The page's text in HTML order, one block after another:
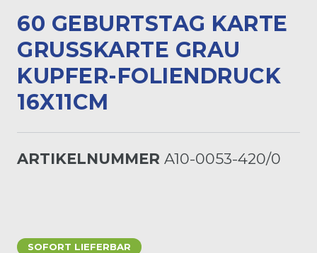
60 GEBURTSTAG KARTE
GRUSSKARTE GRAU K
UPFER-FOLIENDRUCK 1
6X11CM
ARTIKELNUMMER A10-0053-420/0
SOFORT LIEFERBAR